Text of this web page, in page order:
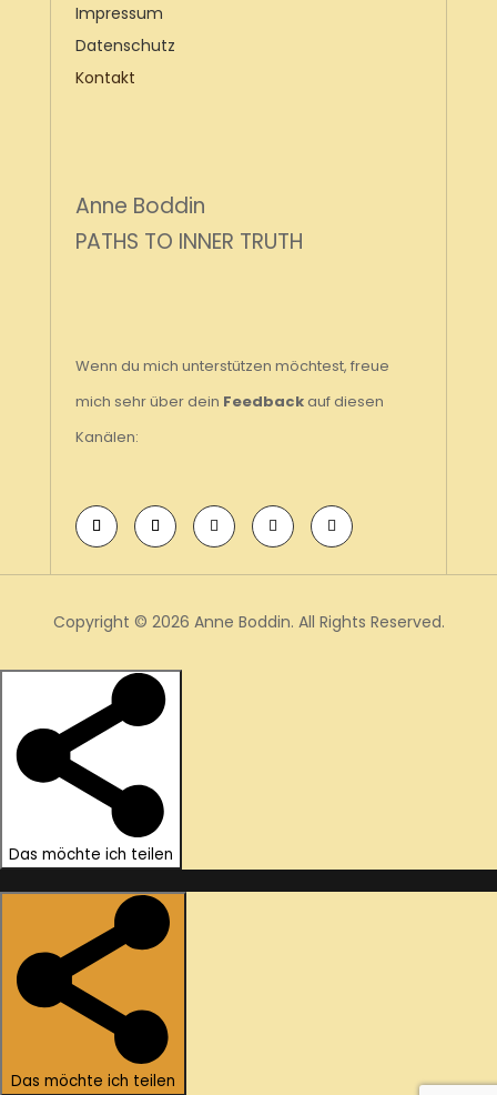
Impressum
Datenschutz
Kontakt
Anne Boddin
PATHS TO INNER TRUTH
Wenn du mich unterstützen möchtest, freue
mich sehr über dein Feedbackauf diesen
Kanälen:
Copyright © 2026 Anne Boddin. All Rights Reserved.
Das möchte ich teilen
Das möchte ich teilen